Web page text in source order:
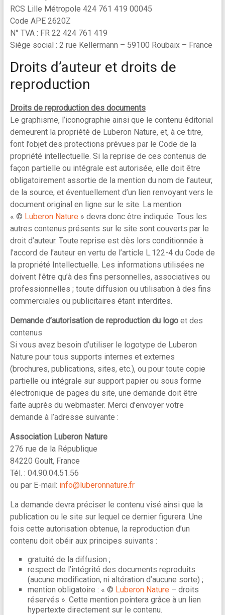
RCS Lille Métropole 424 761 419 00045
Code APE 2620Z
N° TVA : FR 22 424 761 419
Siège social : 2 rue Kellermann – 59100 Roubaix – France
Droits d’auteur et droits de
reproduction
Droits de reproduction des documents
Le graphisme, l’iconographie ainsi que le contenu éditorial
demeurent la propriété de Luberon Nature, et, à ce titre,
font l’objet des protections prévues par le Code de la
propriété intellectuelle. Si la reprise de ces contenus de
façon partielle ou intégrale est autorisée, elle doit être
obligatoirement assortie de la mention du nom de l’auteur,
de la source, et éventuellement d’un lien renvoyant vers le
document original en ligne sur le site. La mention
« © Luberon Nature » devra donc être indiquée. Tous les
autres contenus présents sur le site sont couverts par le
droit d’auteur. Toute reprise est dès lors conditionnée à
l’accord de l’auteur en vertu de l’article L.122-4 du Code de
la propriété Intellectuelle. Les informations utilisées ne
doivent l’être qu’à des fins personnelles, associatives ou
professionnelles ; toute diffusion ou utilisation à des fins
commerciales ou publicitaires étant interdites.
Demande d’autorisation de reproduction du logoet des
contenus
Si vous avez besoin d’utiliser le logotype de Luberon
Nature pour tous supports internes et externes
(brochures, publications, sites, etc.), ou pour toute copie
partielle ou intégrale sur support papier ou sous forme
électronique de pages du site, une demande doit être
faite auprès du webmaster. Merci d’envoyer votre
demande à l’adresse suivante :
Association Luberon Nature
276 rue de la République
84220 Goult, France
Tél. : 04.90.04.51.56
ou par E-mail: info@luberonnature.fr
La demande devra préciser le contenu visé ainsi que la
publication ou le site sur lequel ce dernier figurera. Une
fois cette autorisation obtenue, la reproduction d’un
contenu doit obéir aux principes suivants :
gratuité de la diffusion ;
respect de l’intégrité des documents reproduits
(aucune modification, ni altération d’aucune sorte) ;
mention obligatoire : « © Luberon Nature – droits
réservés ». Cette mention pointera grâce à un lien
hypertexte directement sur le contenu.